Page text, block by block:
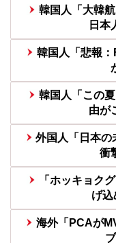
韓国人「大韓
日本
韓国人「悲報
韓国人「この
由が
外国人「日本の
衝
「ホッキョク
げ込
海外「PCAが